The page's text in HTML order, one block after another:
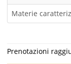
Materie
Prenotazioni